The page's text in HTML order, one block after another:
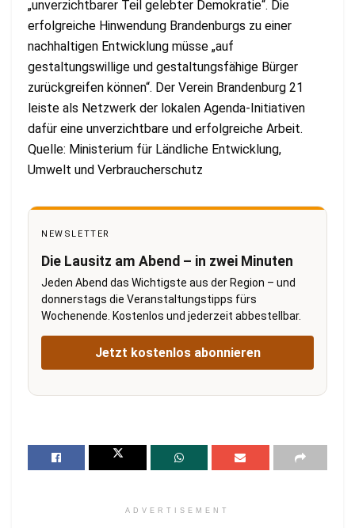
„unverzichtbarer Teil gelebter Demokratie“. Die
erfolgreiche Hinwendung Brandenburgs zu einer
nachhaltigen Entwicklung müsse „auf
gestaltungswillige und gestaltungsfähige Bürger
zurückgreifen können“. Der Verein Brandenburg 21
leiste als Netzwerk der lokalen Agenda-Initiativen
dafür eine unverzichtbare und erfolgreiche Arbeit.
Quelle: Ministerium für Ländliche Entwicklung,
Umwelt und Verbraucherschutz
NEWSLETTER
Die Lausitz am Abend – in zwei Minuten
Jeden Abend das Wichtigste aus der Region – und
donnerstags die Veranstaltungstipps fürs
Wochenende. Kostenlos und jederzeit abbestellbar.
Jetzt kostenlos abonnieren
ADVERTISEMENT